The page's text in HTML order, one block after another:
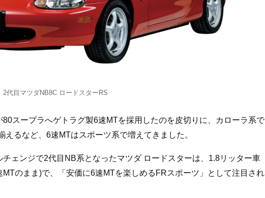
2代目マツダNB8C ロードスターRS
スープラへゲトラグ製6速MTを採用したのを皮切りに、カローラ系で
るなど、6速MTはスポーツ系で増えてきました。
ェンジで2代目NB系となったマツダ ロードスターは、1.8リッター車
のまま)で、「安価に6速MTを楽しめるFRスポーツ」として注目され